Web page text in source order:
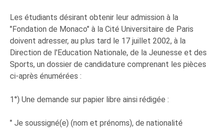
Les étudiants désirant obtenir leur admission à la
"Fondation de Monaco" à la Cité Universitaire de Paris
doivent adresser, au plus tard le 17 juillet 2002, à la
Direction de l'Education Nationale, de la Jeunesse et des
Sports, un dossier de candidature comprenant les pièces
ci-après énumérées :
1°) Une demande sur papier libre ainsi rédigée :
" Je soussigné(e) (nom et prénoms), de nationalité